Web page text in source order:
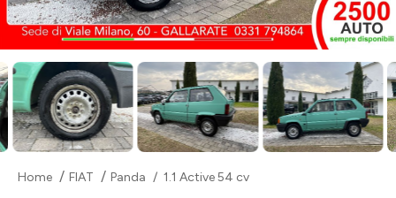
Home FIAT Panda 1.1 Active 54 cv